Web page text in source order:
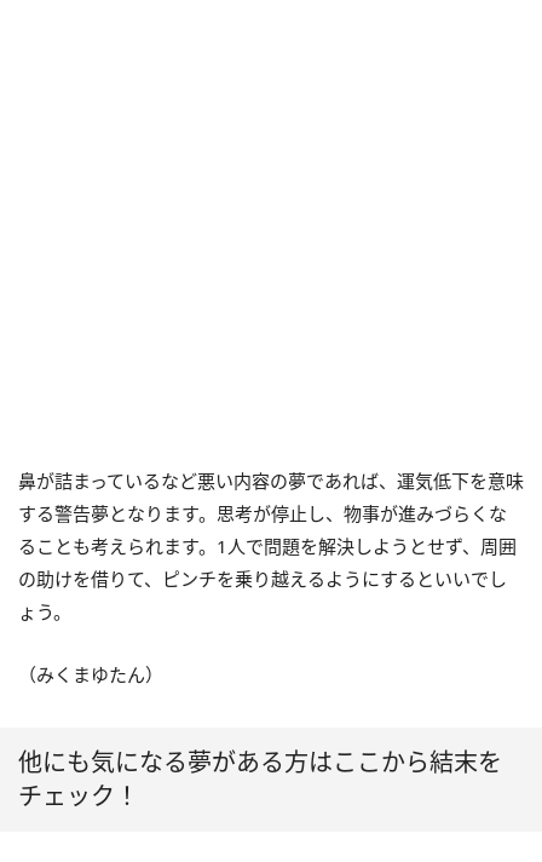
鼻が詰まっているなど悪い内容の夢であれば、運気低下を意味
する警告夢となります。思考が停止し、物事が進みづらくな
ることも考えられます。1人で問題を解決しようとせず、周囲
の助けを借りて、ピンチを乗り越えるようにするといいでし
ょう。
（みくまゆたん）
他にも気になる夢がある方はここから結末を
チェック！